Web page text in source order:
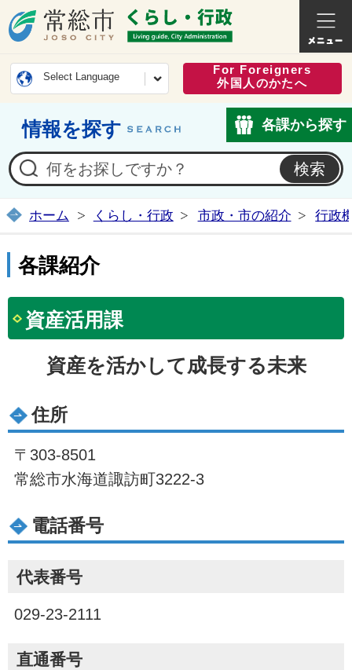
常総市公式ホームページ
くらし
Select Language
For Foreigners
外国人のかたへ
情報を探す 各課から探す
ホーム くらし・行政 市政・市の紹介 行政
各課紹介
資産活用課
資産を活かして成長する未来
住所
〒303-8501
常総市水海道諏訪町3222-3
電話番号
代表番号
029-23-2111
直通番号